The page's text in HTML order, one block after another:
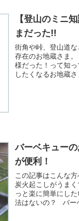
【登山のミニ
まだった‼
街角や峠、登山道
存在のお地蔵さま。 あのお地蔵さま実は仏界では位の高い仏
様だった！って知って
したくなるお地蔵
バーベキュー
が便利！
この記事はこんな
炭火起こしがうま
っと楽に簡単にし
法はないの？ バー